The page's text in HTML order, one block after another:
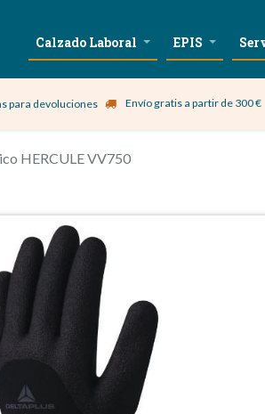
Calzado Laboral EPIS
para devoluciones Envío gratis a partir de 300 €
HERCULE VV750